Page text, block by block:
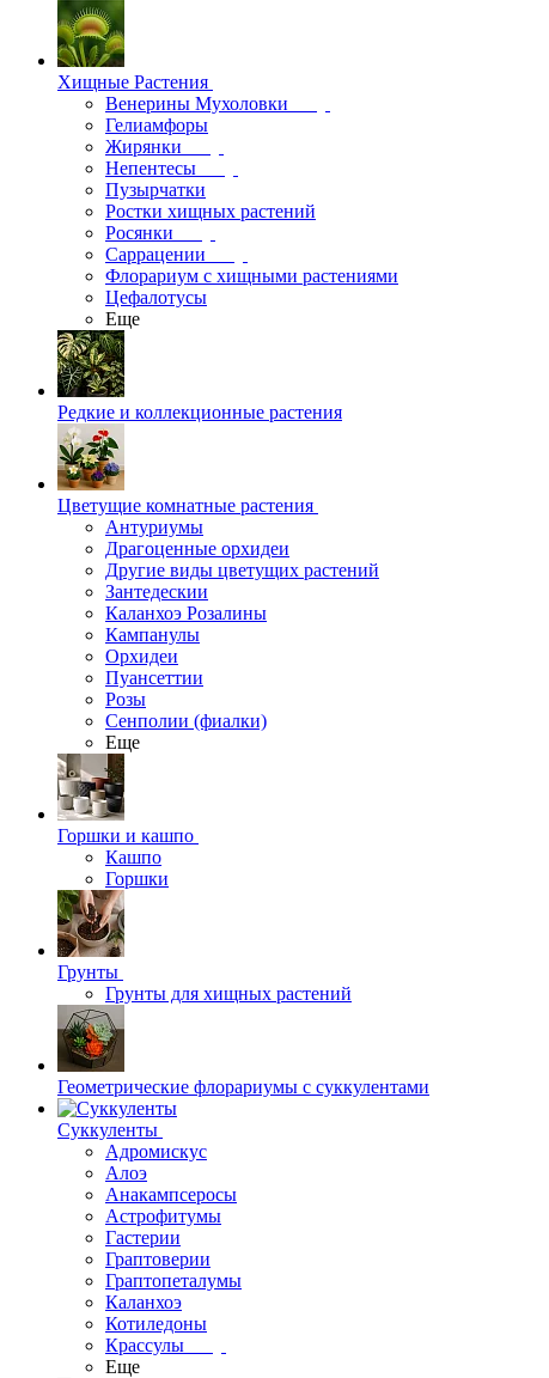
Хищные Растения
Венерины Мухоловки
Гелиамфоры
Жирянки
Непентесы
Пузырчатки
Ростки хищных растений
Росянки
Саррацении
Флорариум с хищными растениями
Цефалотусы
Еще
Редкие и коллекционные растения
Цветущие комнатные растения
Антуриумы
Драгоценные орхидеи
Другие виды цветущих растений
Зантедескии
Каланхоэ Розалины
Кампанулы
Орхидеи
Пуансеттии
Розы
Сенполии (фиалки)
Еще
Горшки и кашпо
Кашпо
Горшки
Грунты
Грунты для хищных растений
Геометрические флорариумы с суккулентами
Суккуленты
Адромискус
Алоэ
Анакампсеросы
Астрофитумы
Гастерии
Граптоверии
Граптопеталумы
Каланхоэ
Котиледоны
Крассулы
Еще